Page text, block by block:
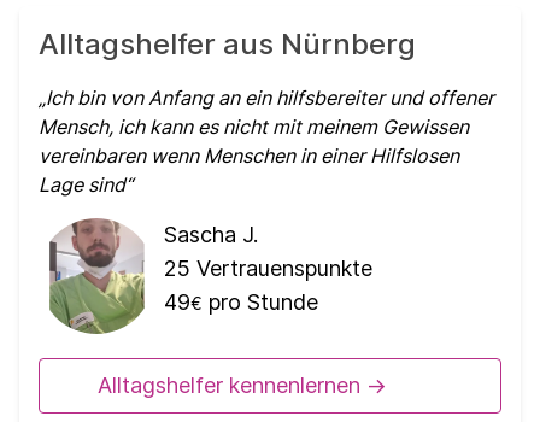
Alltagshelfer aus Nürnberg
Ich bin von Anfang an ein hilfsbereiter und offener
Mensch, ich kann es nicht mit meinem Gewissen
vereinbaren wenn Menschen in einer Hilfslosen
Lage sind
Sascha J.
25 Vertrauenspunkte
49€ pro Stunde
Alltagshelfer kennenlernen ->